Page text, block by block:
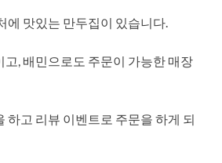
에 맛있는 만두집이 있습니다.
, 배민으로도 주문이 가능한 매장
하고 리뷰 이벤트로 주문을 하게 되